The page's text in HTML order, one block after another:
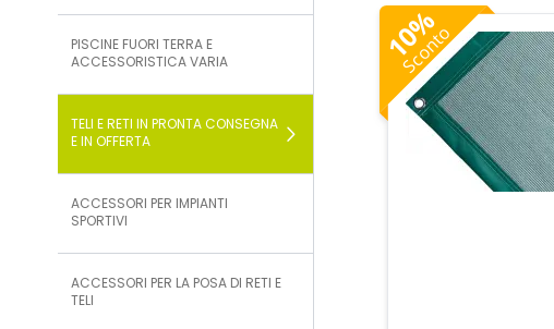
PISCINE FUORI TERRA E
ACCESSORISTICA VARIA
TELI E RETI IN PRONTA CONSEGNA
E IN OFFERTA
ACCESSORI PER IMPIANTI
SPORTIVI
ACCESSORI PER LA POSA DI RETI E
TELI
10
%
Sconto